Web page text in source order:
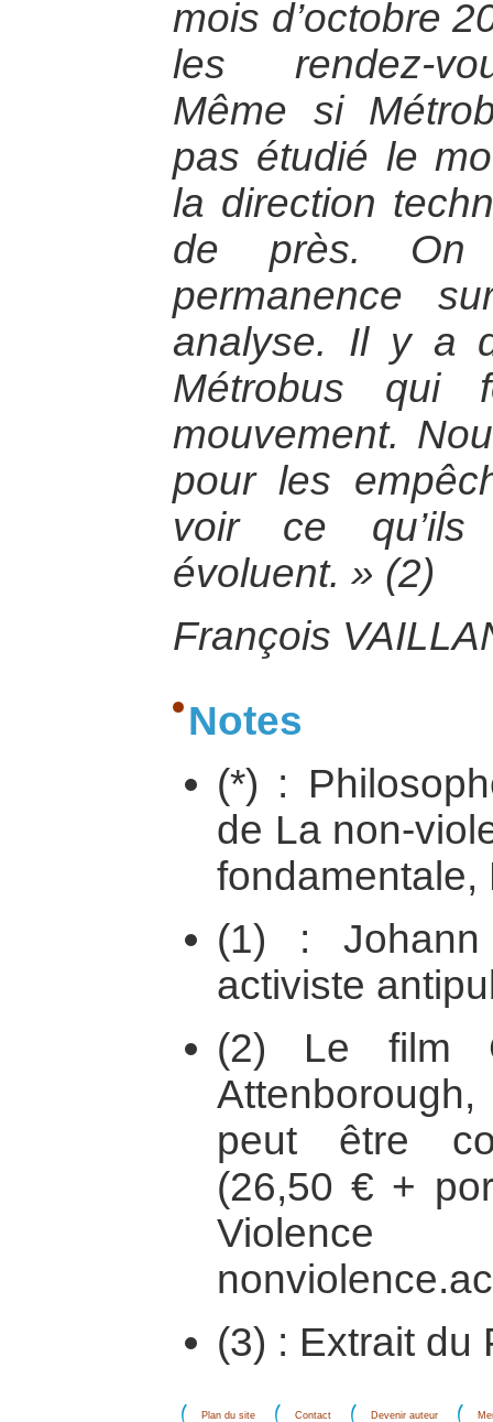
mois d’octobre
les rendez-
Même si
pas étudié le
la direction
de près. On
permanence
analyse. Il y a
Métrobus qui
mouvement.
pour les
voir ce
évoluent. » (2)
François
Notes
(*) :
de La non-
fondamentale,
(1) :
activiste
(2) Le film
peut être
(26,50 € +
(3) : Extrait du
Plan du site Contact Devenir auteur